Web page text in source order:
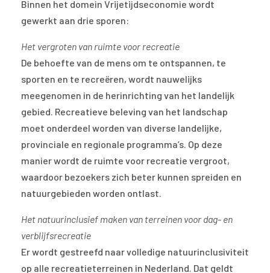
Binnen het domein Vrijetijdseconomie wordt
gewerkt aan drie sporen:
Het vergroten van ruimte voor recreatie
De behoefte van de mens om te ontspannen, te
sporten en te recreëren, wordt nauwelijks
meegenomen in de herinrichting van het landelijk
gebied. Recreatieve beleving van het landschap
moet onderdeel worden van diverse landelijke,
provinciale en regionale programma’s. Op deze
manier wordt de ruimte voor recreatie vergroot,
waardoor bezoekers zich beter kunnen spreiden en
natuurgebieden worden ontlast.
Het natuurinclusief maken van terreinen voor dag- en
verblijfsrecreatie
Er wordt gestreefd naar volledige natuurinclusiviteit
op alle recreatieterreinen in Nederland. Dat geldt